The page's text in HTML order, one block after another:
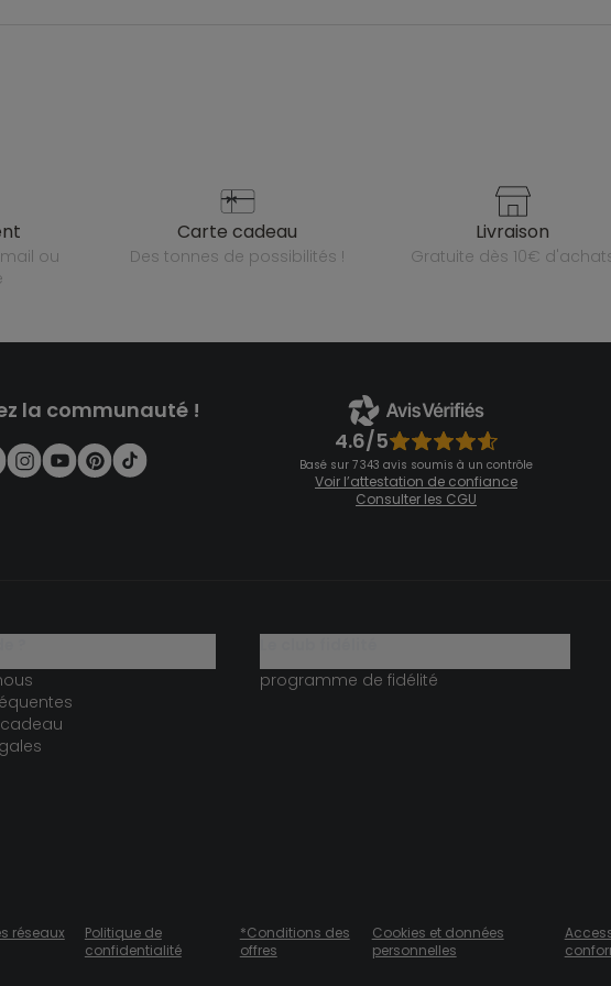
carte cadeau
des tonnes de possibilités !
livraison
gratuite dès 10€
la communauté !
4.6/5
Basé sur 7 343 avis soumis à un contrôle
Voir l’attestation de confiance
Consulter les CGU
programme de fidélité
réseaux
Politique de
confidentialité
*Conditions des
offres
Cookies et données
personnelles